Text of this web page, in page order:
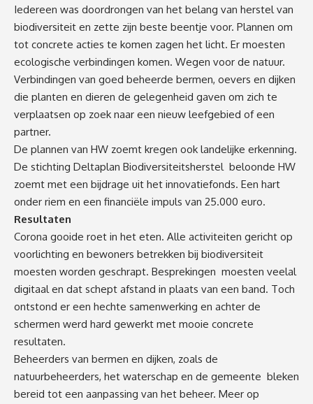
Iedereen was doordrongen van het belang van herstel van
biodiversiteit en zette zijn beste beentje voor. Plannen om
tot concrete acties te komen zagen het licht. Er moesten
ecologische verbindingen komen. Wegen voor de natuur.
Verbindingen van goed beheerde bermen, oevers en dijken
die planten en dieren de gelegenheid gaven om zich te
verplaatsen op zoek naar een nieuw leefgebied of een
partner.
De plannen van HW zoemt kregen ook landelijke erkenning.
De stichting Deltaplan Biodiversiteitsherstel beloonde HW
zoemt met een bijdrage uit het innovatiefonds. Een hart
onder riem en een financiële impuls van 25.000 euro.
Resultaten
Corona gooide roet in het eten. Alle activiteiten gericht op
voorlichting en bewoners betrekken bij biodiversiteit
moesten worden geschrapt. Besprekingen moesten veelal
digitaal en dat schept afstand in plaats van een band. Toch
ontstond er een hechte samenwerking en achter de
schermen werd hard gewerkt met mooie concrete
resultaten.
Beheerders van bermen en dijken, zoals de
natuurbeheerders, het waterschap en de gemeente bleken
bereid tot een aanpassing van het beheer. Meer op